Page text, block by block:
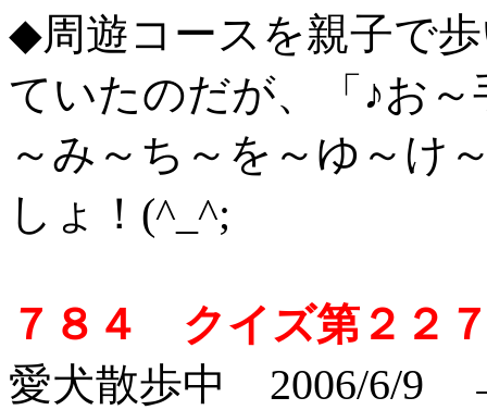
◆周遊コースを親子で
ていたのだが、「♪お
～み～ち～を～ゆ～け
しょ！(^_^;
７８４ クイズ第２２
愛犬散歩中 2006/6/9